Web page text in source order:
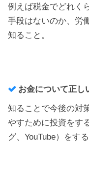
例えば税金でどれく
手段はないのか、労
知ること。
お金について正し
知ることで今後の対
やすために投資をす
グ、YouTube）をす